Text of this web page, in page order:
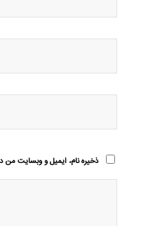
ذخیره نام، ایمیل و وبسایت من